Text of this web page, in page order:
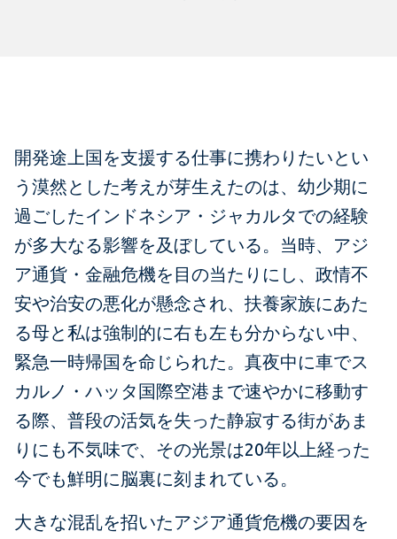
開発途上国を支援する仕事に携わりたいとい
う漠然とした考えが芽生えたのは、幼少期に
過ごしたインドネシア・ジャカルタでの経験
が多大なる影響を及ぼしている。当時、アジ
ア通貨・金融危機を目の当たりにし、政情不
安や治安の悪化が懸念され、扶養家族にあた
る母と私は強制的に右も左も分からない中、
緊急一時帰国を命じられた。真夜中に車でス
カルノ・ハッタ国際空港まで速やかに移動す
る際、普段の活気を失った静寂する街があま
りにも不気味で、その光景は20年以上経った
今でも鮮明に脳裏に刻まれている。
大きな混乱を招いたアジア通貨危機の要因を